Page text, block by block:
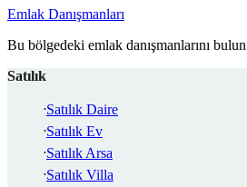
Emlak Danışmanları
Bu bölgedeki emlak danışmanlarını bulun
Satılık
Satılık Daire
Satılık Ev
Satılık Arsa
Satılık Villa